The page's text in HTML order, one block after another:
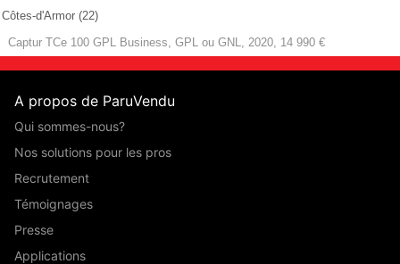
Côtes-d'Armor (22)
Captur TCe 100 GPL Business, GPL ou GNL, 2020, 14 990 €
A propos de ParuVendu
Qui sommes-nous?
Nos solutions pour les pros
Recrutement
Témoignages
Presse
Applications